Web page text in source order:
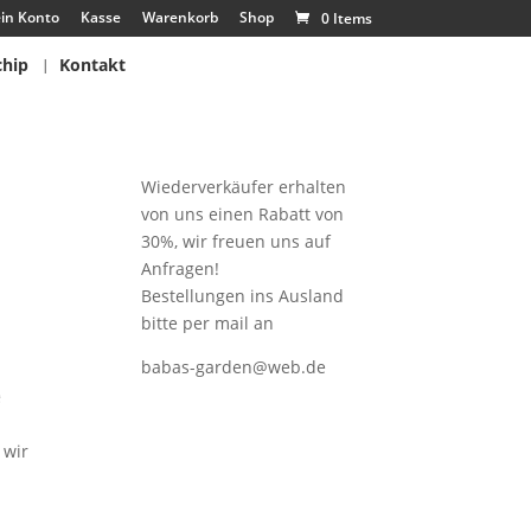
Konto Kasse Warenkorb Shop 0 Items
Kontakt
wir
Wiederverkäufer erhalten
von uns einen Rabatt von
30%, wir freuen uns auf
Anfragen!
Bestellungen ins Ausland
bitte per mail an
babas-garden@web.de